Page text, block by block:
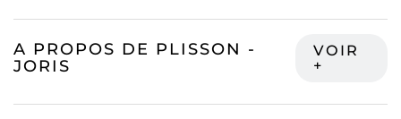
A PROPOS DE PLISSON -
JORIS